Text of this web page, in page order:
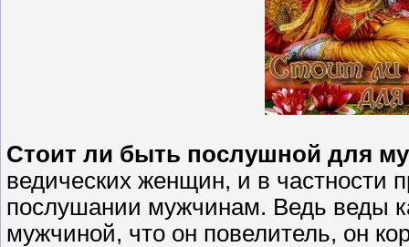
Стоит ли быть послушной для
ведических женщин, и в частности
послушании мужчинам. Ведь веды
мужчиной, что он повелитель, он